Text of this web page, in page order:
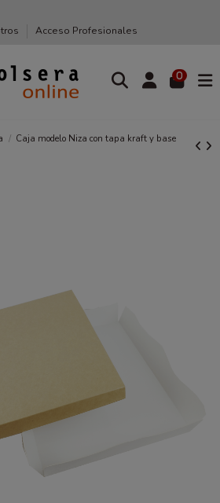
Acceso Profesionales
0
Caja modelo Niza con tapa kraft y base